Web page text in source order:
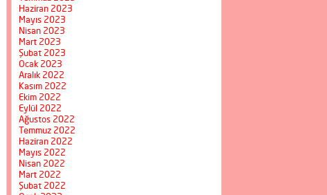
Haziran 2023
Mayıs 2023
Nisan 2023
Mart 2023
Şubat 2023
Ocak 2023
Aralık 2022
Kasım 2022
Ekim 2022
Eylül 2022
Ağustos 2022
Temmuz 2022
Haziran 2022
Mayıs 2022
Nisan 2022
Mart 2022
Şubat 2022